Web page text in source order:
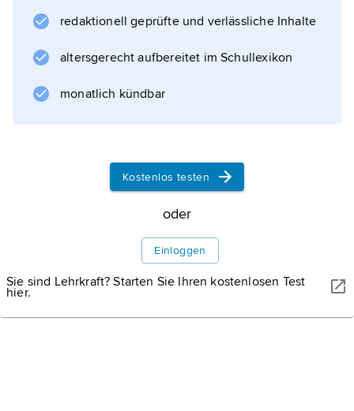
bekannt, da deren Mitglieder überwiegend
Tadschiken
Usbeken
Nord- und Zentralafghanistans stammten.
Informationen zum Artikel
redaktionell geprüfte und verlässliche Inhalte
altersgerecht aufbereitet im Schullexikon
monatlich kündbar
Kostenlos testen
oder
Einloggen
Sie sind Lehrkraft? Starten Sie Ihren kostenlosen Test
hier.